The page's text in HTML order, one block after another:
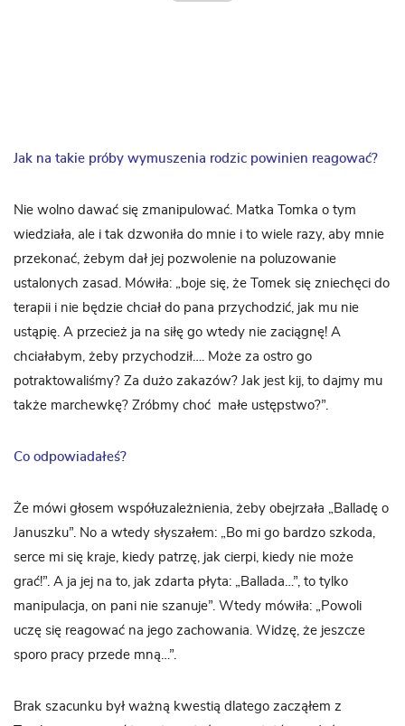
Jak na takie próby wymuszenia rodzic powinien reagować?
Nie wolno dawać się zmanipulować. Matka Tomka o tym
wiedziała, ale i tak dzwoniła do mnie i to wiele razy, aby mnie
przekonać, żebym dał jej pozwolenie na poluzowanie
ustalonych zasad. Mówiła: „boje się, że Tomek się zniechęci do
terapii i nie będzie chciał do pana przychodzić, jak mu nie
ustąpię. A przecież ja na siłę go wtedy nie zaciągnę! A
chciałabym, żeby przychodził…. Może za ostro go
potraktowaliśmy? Za dużo zakazów? Jak jest kij, to dajmy mu
także marchewkę? Zróbmy choć małe ustępstwo?”.
Co odpowiadałeś?
Że mówi głosem współuzależnienia, żeby obejrzała „Balladę o
Januszku”. No a wtedy słyszałem: „Bo mi go bardzo szkoda,
serce mi się kraje, kiedy patrzę, jak cierpi, kiedy nie może
grać!”. A ja jej na to, jak zdarta płyta: „Ballada…”, to tylko
manipulacja, on pani nie szanuje”. Wtedy mówiła: „Powoli
uczę się reagować na jego zachowania. Widzę, że jeszcze
sporo pracy przede mną…”.
Brak szacunku był ważną kwestią dlatego zacząłem z